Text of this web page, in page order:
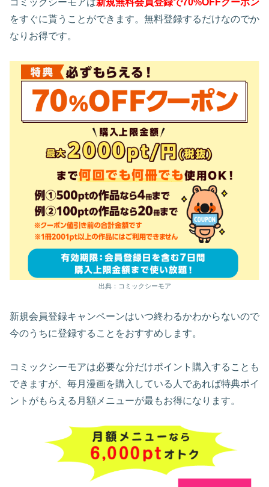
コミックシーモアは新規無料会員登録で70%OFFクーポン
をすぐに貰うことができます。無料登録するだけなのでか
なりお得です。
出典：コミックシーモア
新規会員登録キャンペーンはいつ終わるかわからないので
今のうちに登録することをおすすめします。
コミックシーモアは必要な分だけポイント購入することも
できますが、毎月漫画を購入している人であれば特典ポイ
ントがもらえる月額メニューが最もお得になります。